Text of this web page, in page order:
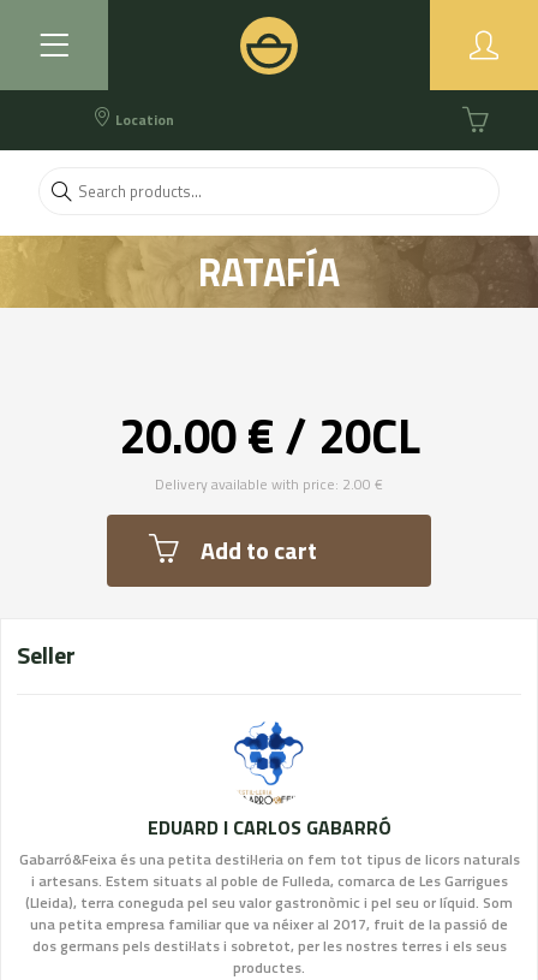
Location
RATAFÍA
20.00 € / 20CL
Delivery available with price: 2.00 €
Add to cart
Seller
EDUARD I CARLOS GABARRÓ
Gabarró&Feixa és una petita destil·leria on fem tot tipus de licors naturals
i artesans. Estem situats al poble de Fulleda, comarca de Les Garrigues
(Lleida), terra coneguda pel seu valor gastronòmic i pel seu or líquid. Som
una petita empresa familiar que va néixer al 2017, fruit de la passió de
dos germans pels destil·lats i sobretot, per les nostres terres i els seus
productes.